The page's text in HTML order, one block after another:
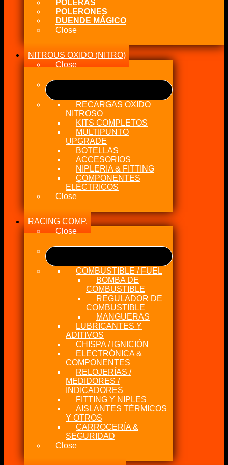
POLERAS
POLERONES
DUENDE MÁGICO
Close
NITROUS OXIDO (NITRO)
Close
RECARGAS OXIDO
NITROSO
KITS COMPLETOS
MULTIPUNTO
UPGRADE
BOTELLAS
ACCESORIOS
NIPLERIA & FITTING
COMPONENTES
ELÉCTRICOS
Close
RACING COMP.
Close
COMBUSTIBLE / FUEL
BOMBA DE
COMBUSTIBLE
REGULADOR DE
COMBUSTIBLE
MANGUERAS
LUBRICANTES Y
ADITIVOS
CHISPA / IGNICIÓN
ELECTRÓNICA &
COMPONENTES
RELOJERÍAS /
MEDIDORES /
INDICADORES
FITTING Y NIPLES
AISLANTES TÉRMICOS
Y OTROS
CARROCERÍA &
SEGURIDAD
Close